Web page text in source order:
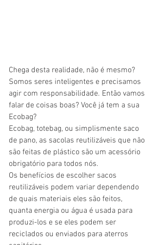
Chega desta realidade, não é mesmo?
Somos seres inteligentes e precisamos
agir com responsabilidade. Então vamos
falar de coisas boas? Você já tem a sua
Ecobag?
Ecobag, totebag, ou simplismente saco
de pano, as sacolas reutilizáveis que não
são feitas de plástico são um acessório
obrigatório para todos nós.
Os benefícios de escolher sacos
reutilizáveis ​​podem variar dependendo
de quais materiais eles são feitos,
quanta energia ou água é usada para
produzi-los e se eles podem ser
reciclados ou enviados para aterros